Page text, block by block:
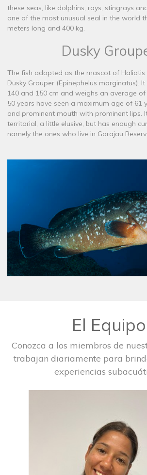
these seas, like dolphins, rays, stingrays
one of the most unusual seal in the world
meters long and 400 kg.
Dusky
The fish adopted as the mascot of Haliotis
Dusky Grouper (Epinephelus marginatus).
140 and 150 cm and weighs an average of
50 years have seen a maximum age of 61
and prominent mouth with prominent lips.
territorial, a little elusive, but has enough
namely the ones who live in Garajau
El Equipo
Conozca a los miembros de
trabajan diariamente para
experiencias